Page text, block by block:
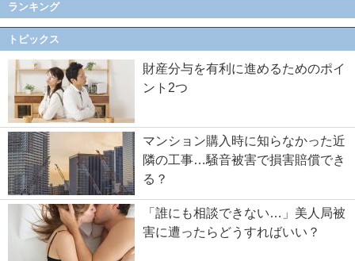
ランキング
トピックス
財産分与を有利に進めるためのポイ
ント2つ
マンション購入時に知らなかった近
隣の工事…騒音被害で損害賠償でき
る？
「誰にも相談できない…」美人局被
害に遭ったらどうすればいい？